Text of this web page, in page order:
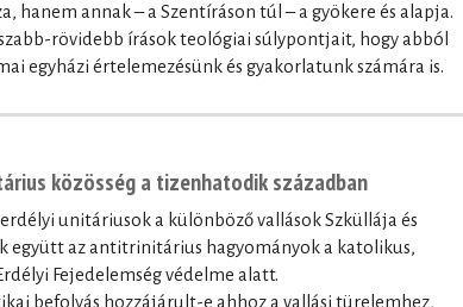
hanem annak – a Szentíráson túl – a gyökere és alapja.
rövidebb írások teológiai súlypontjait, hogy abból
egyházi értelemezésünk és gyakorlatunk számára is.
közösség a tizenhatodik században
unitáriusok a különböző vallások Szküllája és
együtt az antitrinitárius hagyományok a katolikus,
Fejedelemség védelme alatt.
befolyás hozzájárult-e ahhoz a vallási türelemhez,